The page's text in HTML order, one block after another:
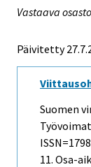
Vastaava
Päivitetty
Suomen
11. Osa-